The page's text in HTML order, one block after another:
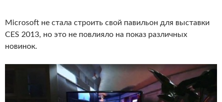
Microsoft не стала строить свой павильон для выставки
CES 2013, но это не повлияло на показ различных
новинок.